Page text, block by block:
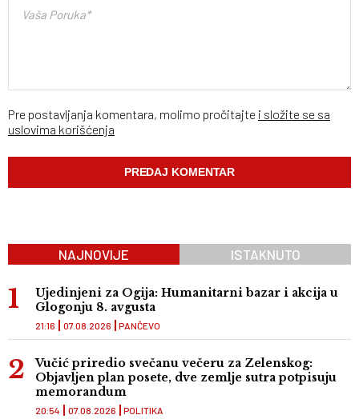
Pre postavljanja komentara, molimo pročitajte i složite se sa
uslovima korišćenja
NAJNOVIJE ISTAKNUTO
Ujedinjeni za Ogija: Humanitarni bazar i akcija u
Glogonju 8. avgusta
PANČEVO
21:16 07.08.2026
Vučić priredio svečanu večeru za Zelenskog:
Objavljen plan posete, dve zemlje sutra potpisuju
memorandum
POLITIKA
20:54 07.08.2026